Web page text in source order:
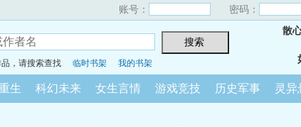
账号： 密码：
，请搜索查找 临时书架 我的书架
散
生 科幻未来 女生言情 游戏竞技 历史军事 灵异